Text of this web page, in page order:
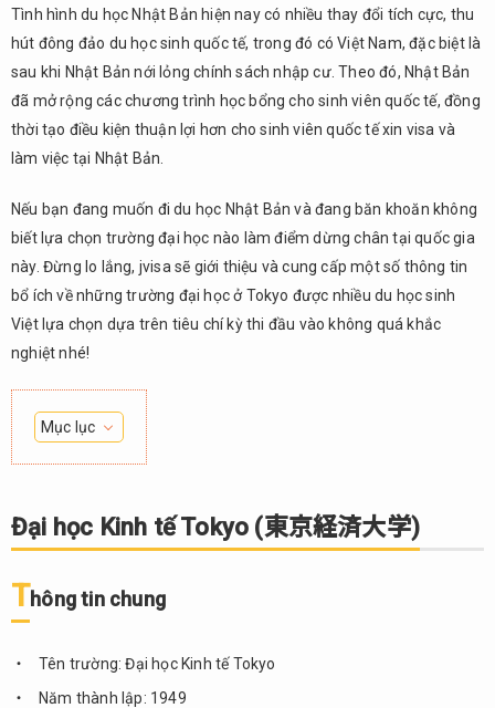
Tình hình du học Nhật Bản hiện nay có nhiều thay đổi tích cực, thu
hút đông đảo du học sinh quốc tế, trong đó có Việt Nam, đặc biệt là
sau khi Nhật Bản nới lỏng chính sách nhập cư. Theo đó, Nhật Bản
đã mở rộng các chương trình học bổng cho sinh viên quốc tế, đồng
thời tạo điều kiện thuận lợi hơn cho sinh viên quốc tế xin visa và
làm việc tại Nhật Bản.
Nếu bạn đang muốn đi du học Nhật Bản và đang băn khoăn không
biết lựa chọn trường đại học nào làm điểm dừng chân tại quốc gia
này. Đừng lo lắng, jvisa sẽ giới thiệu và cung cấp một số thông tin
bổ ích về những trường đại học ở Tokyo được nhiều du học sinh
Việt lựa chọn dựa trên tiêu chí kỳ thi đầu vào không quá khắc
nghiệt nhé!
Mục lục
1.
học
Kinh
(東京
1.1.
Đại học Kinh tế Tokyo (東京経済大学)
Thông tin chung
Tên trường: Đại học Kinh tế Tokyo
Năm thành lập: 1949